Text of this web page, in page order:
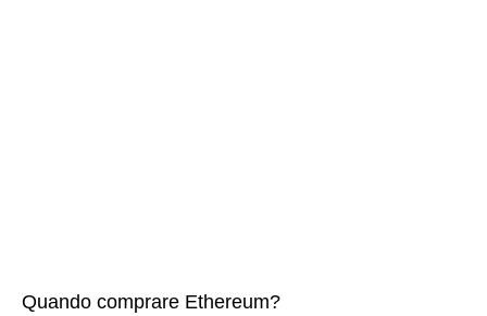
Quando comprare Ethereum?